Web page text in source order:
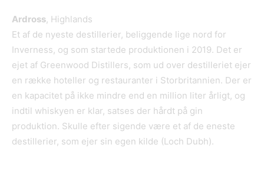
Ardross, Highlands
Et af de nyeste destillerier, beliggende lige nord for
Inverness, og som startede produktionen i 2019. Det er
ejet af Greenwood Distillers, som ud over destilleriet ejer
en række hoteller og restauranter i Storbritannien. Der er
en kapacitet på ikke mindre end en million liter årligt, og
indtil whiskyen er klar, satses der hårdt på gin
produktion. Skulle efter sigende være et af de eneste
destillerier, som ejer sin egen kilde (Loch Dubh).